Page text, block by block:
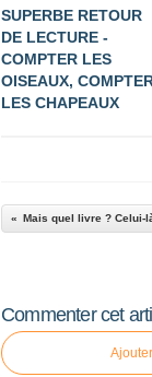
SUPERBE RETOUR
DE LECTURE -
COMPTER LES
OISEAUX,
LES CHAPEAUX
Mais quel livre ? Celui-
Commenter cet